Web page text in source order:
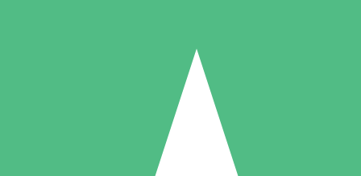
Individuella Kreditpaket
per användning med nedladdningskrediter. Inget månatligt åtagande
5 Nedladdningar
US$